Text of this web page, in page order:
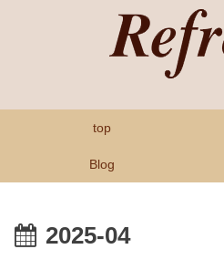
top
Blog
2025-04